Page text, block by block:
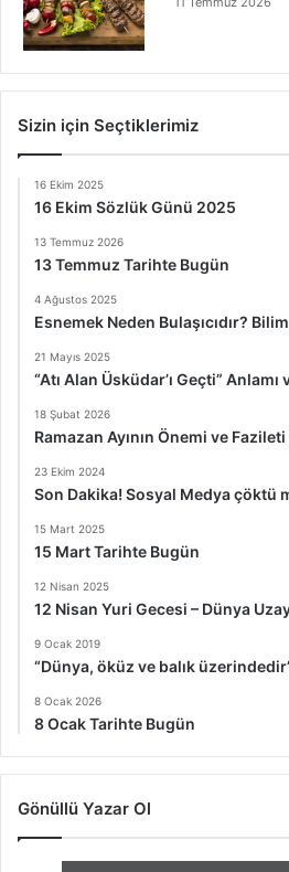
Sizin için Seçtiklerimiz
16 Ekim 2025
16 Ekim Sözlük Günü 2025
13 Temmuz 2026
13 Temmuz Tarihte Bugün
4 Ağustos 2025
Esnemek Neden Bulaşıcıdır?
21 Mayıs 2025
“Atı Alan Üsküdar’ı Geçti” Anlamı
18 Şubat 2026
Ramazan Ayının Önemi ve
23 Ekim 2024
Son Dakika! Sosyal Medya çöktü
15 Mart 2025
15 Mart Tarihte Bugün
12 Nisan 2025
12 Nisan Yuri Gecesi – Dünya
9 Ocak 2019
“Dünya, öküz ve balık
8 Ocak 2026
8 Ocak Tarihte Bugün
Gönüllü Yazar Ol